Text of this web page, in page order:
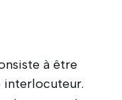
à être
interlocuteur.